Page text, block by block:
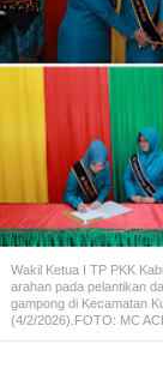
Wakil Ketua I TP PKK
arahan pada pelantikan
gampong di Kecamatan
(4/2/2026).FOTO: MC